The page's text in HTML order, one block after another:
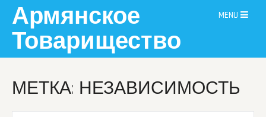
content
Армянское
Товарищество
MENU
МЕТКА: НЕЗАВИСИМОСТЬ